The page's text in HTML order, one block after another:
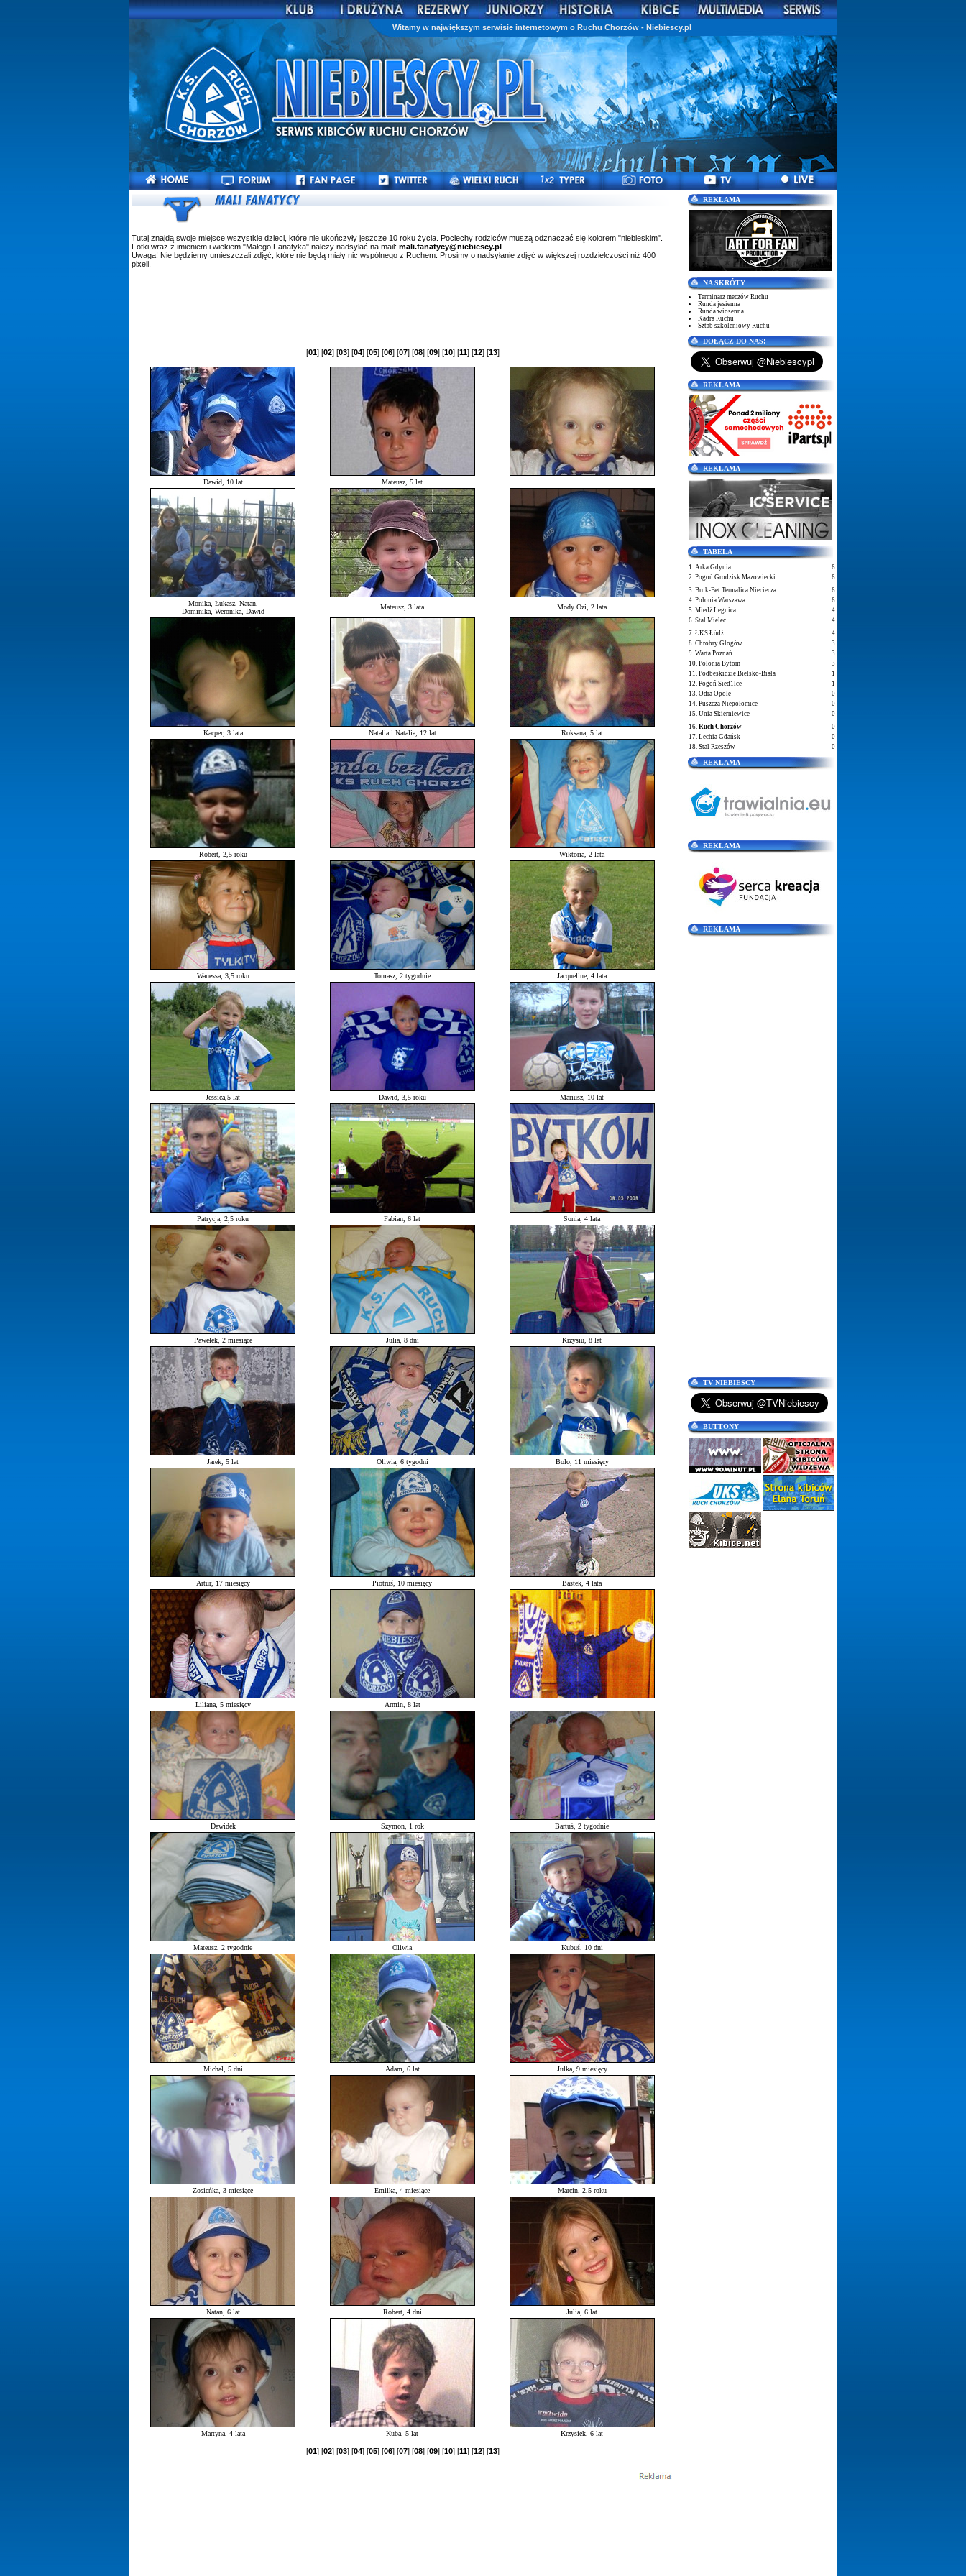
Witamy w największym serwisie internetowym o Ruchu Chorzów - Niebiescy.pl
Tutaj znajdą swoje miejsce wszystkie dzieci, które nie ukończyły jeszcze 10 roku życia. Pociechy rodziców muszą odznaczać się kolorem "niebieskim".
Fotki wraz z imieniem i wiekiem "Małego Fanatyka" należy nadsyłać na mail: mali.fanatycy@niebiescy.pl
Uwaga! Nie będziemy umieszczali zdjęć, które nie będą miały nic wspólnego z Ruchem. Prosimy o nadsyłanie zdjęć w większej rozdzielczości niż 400
pixeli.
[01] [02] [03] [04] [05] [06] [07] [08] [09] [10] [11] [12] [13]
Dawid, 10 lat Mateusz, 5 lat
Monika, Łukasz, Natan,
Dominika, Weronika, Dawid
Mateusz, 3 lata Mody Ozi, 2 lata
Kacper, 3 lata Natalia i Natalia, 12 lat Roksana, 5 lat
Robert, 2,5 roku Wiktoria, 2 lata
Wanessa, 3,5 roku Tomasz, 2 tygodnie Jacqueline, 4 lata
Jessica,5 lat Dawid, 3,5 roku Mariusz, 10 lat
Patrycja, 2,5 roku Fabian, 6 lat Sonia, 4 lata
Pawełek, 2 miesiące Julia, 8 dni Krzysiu, 8 lat
Jarek, 5 lat Oliwia, 6 tygodni Bolo, 11 miesięcy
Artur, 17 miesięcy Piotruś, 10 miesięcy Bastek, 4 lata
Liliana, 5 miesięcy Armin, 8 lat
Dawidek Szymon, 1 rok Bartuś, 2 tygodnie
Mateusz, 2 tygodnie Oliwia Kubuś, 10 dni
Michał, 5 dni Adam, 6 lat Julka, 9 miesięcy
Zosieńka, 3 miesiące Emilka, 4 miesiące Marcin, 2,5 roku
Natan, 6 lat Robert, 4 dni Julia, 6 lat
Martyna, 4 lata Kuba, 5 lat Krzysiek, 6 lat
[01] [02] [03] [04] [05] [06] [07] [08] [09] [10] [11] [12] [13]
REKLAMA
NA SKRÓTY
Terminarz meczów Ruchu
Runda jesienna
Runda wiosenna
Kadra Ruchu
Sztab szkoleniowy Ruchu
DOŁĄCZ DO NAS!
REKLAMA
REKLAMA
TABELA
1. Arka Gdynia
6
2. Pogoń Grodzisk Mazowiecki
6
3. Bruk-Bet Termalica Nieciecza
6
4. Polonia Warszawa
6
5. Miedź Legnica
4
6. Stal Mielec
4
7. ŁKS Łódź
4
8. Chrobry Głogów
3
9. Warta Poznań
3
10. Polonia Bytom
3
11. Podbeskidzie Bielsko-Biała
1
12. Pogoń Sied1lce
1
13. Odra Opole
0
14. Puszcza Niepołomice
0
15. Unia Skierniewice
0
16. Ruch Chorzów
0
17. Lechia Gdańsk
0
18. Stal Rzeszów
0
REKLAMA
REKLAMA
REKLAMA
TV NIEBIESCY
BUTTONY